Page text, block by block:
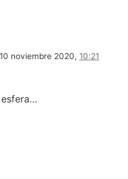
10 noviembre 2020, 10:21